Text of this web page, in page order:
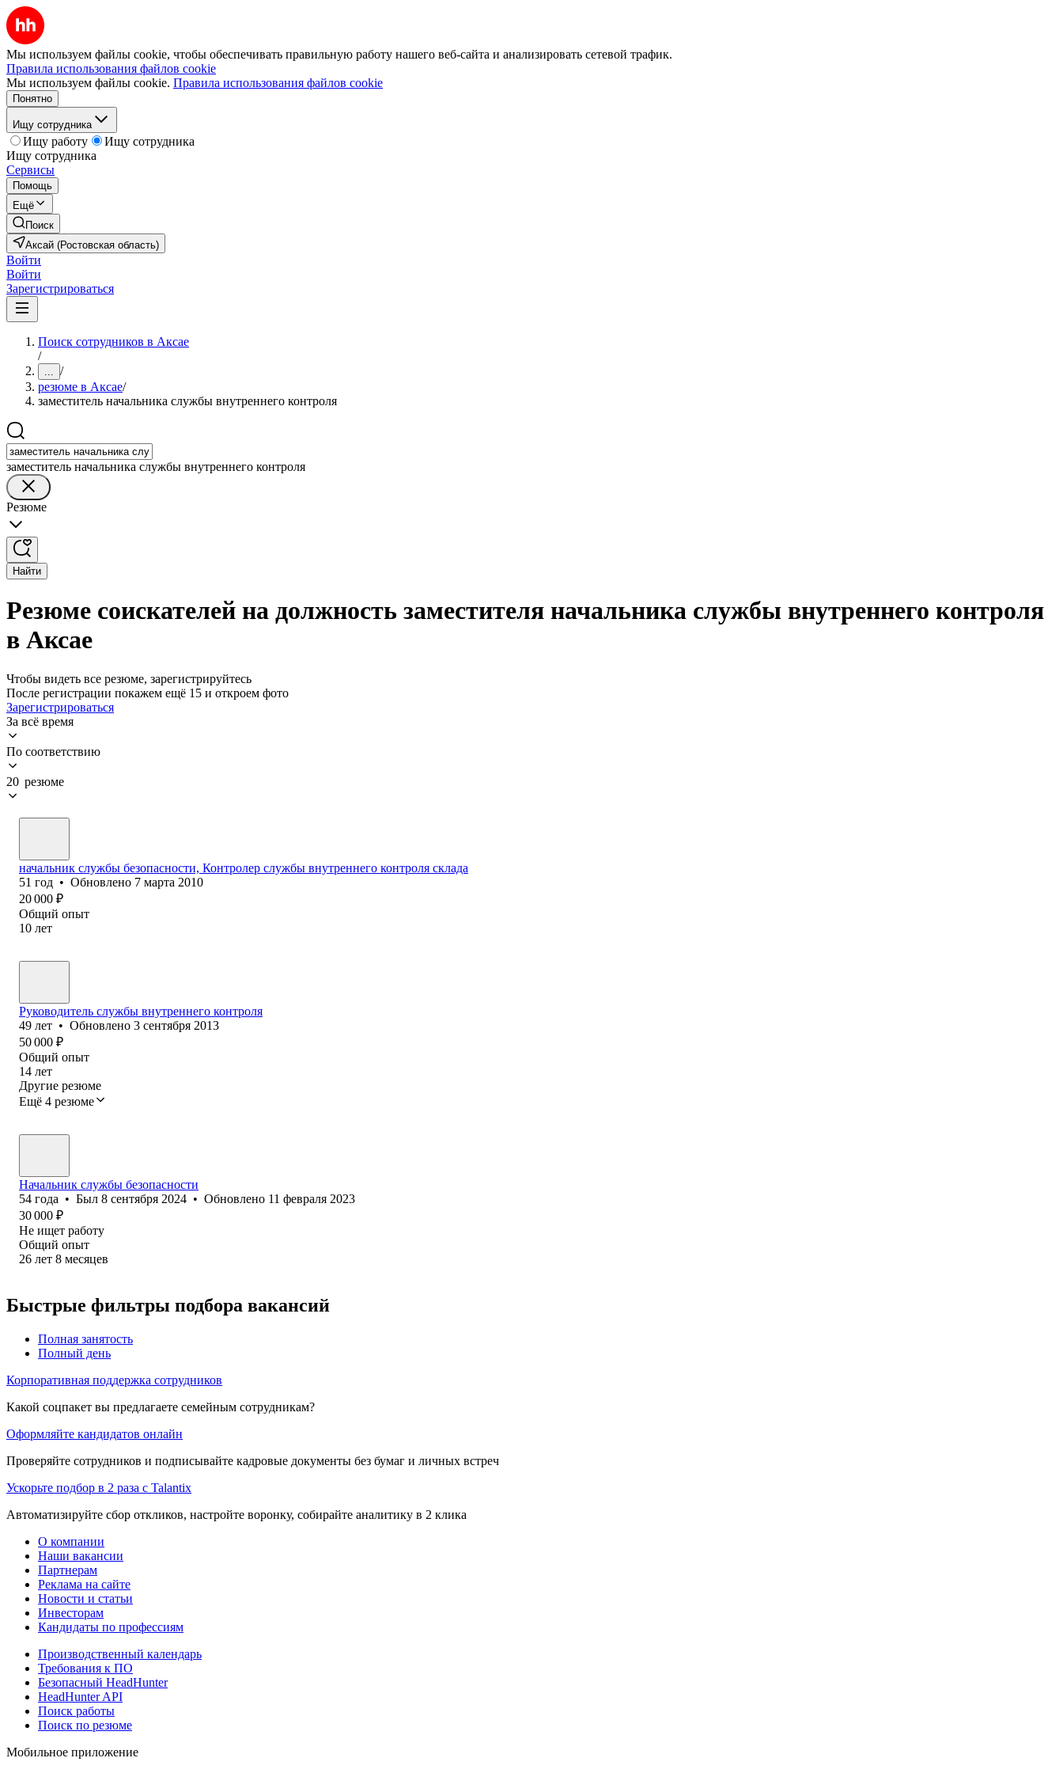
Мы используем файлы cookie, чтобы обеспечивать правильную работу нашего веб-сайта и анализировать сетевой трафик.
Правила использования файлов cookie
Мы используем файлы cookie. Правила использования файлов cookie
Понятно
Ищу сотрудника
Ищу работу
Ищу сотрудника
Ищу сотрудника
Сервисы
Помощь
Ещё
Поиск
Аксай (Ростовская область)
Войти
Войти
Зарегистрироваться
Поиск сотрудников в Аксае
/
... /
резюме в Аксае/
заместитель начальника службы внутреннего контроля
заместитель начальника службы внутреннего контроля
Резюме
Найти
Резюме соискателей на должность заместителя начальника службы внутреннего контроля
в Аксае
Чтобы видеть все резюме, зарегистрируйтесь
После регистрации покажем ещё 15 и откроем фото
Зарегистрироваться
За всё время
По соответствию
20 резюме
начальник службы безопасности, Контролер службы внутреннего контроля склада
51 год • Обновлено 7 марта 2010
20 000 ₽
Общий опыт
10 лет
Руководитель службы внутреннего контроля
49 лет • Обновлено 3 сентября 2013
50 000 ₽
Общий опыт
14 лет
Другие резюме
Ещё 4 резюме
Начальник службы безопасности
54 года • Был 8 сентября 2024 • Обновлено 11 февраля 2023
30 000 ₽
Не ищет работу
Общий опыт
26 лет 8 месяцев
Быстрые фильтры подбора вакансий
Полная занятость
Полный день
Корпоративная поддержка сотрудников
Какой соцпакет вы предлагаете семейным сотрудникам?
Оформляйте кандидатов онлайн
Проверяйте сотрудников и подписывайте кадровые документы без бумаг и личных встреч
Ускорьте подбор в 2 раза с Talantix
Автоматизируйте сбор откликов, настройте воронку, собирайте аналитику в 2 клика
О компании
Наши вакансии
Партнерам
Реклама на сайте
Новости и статьи
Инвесторам
Кандидаты по профессиям
Производственный календарь
Требования к ПО
Безопасный HeadHunter
HeadHunter API
Поиск работы
Поиск по резюме
Мобильное приложение